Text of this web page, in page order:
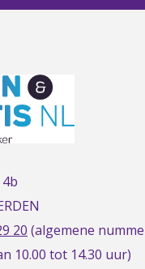
20 (algemene
10.00 tot 14.30 uur)